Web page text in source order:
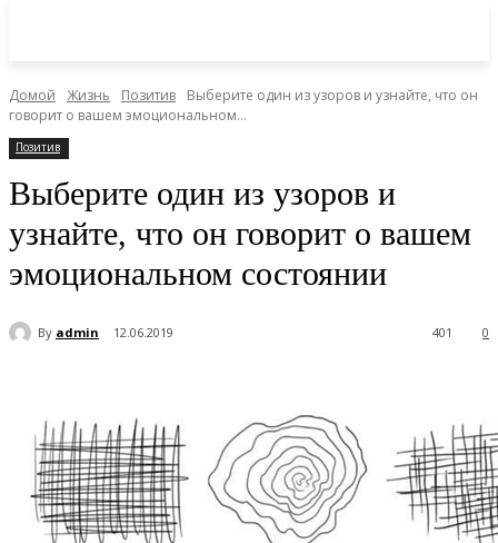
Домой Жизнь Позитив
Выберите один из узоров и узнайте, что он
говорит о вашем эмоциональном...
Позитив
Выберите один из узоров и
узнайте, что он говорит о вашем
эмоциональном состоянии
By admin 12.06.2019 0
401